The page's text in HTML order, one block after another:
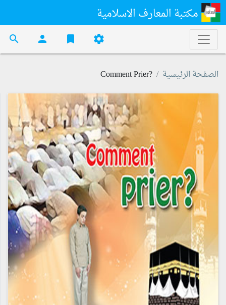
مكتبة المعارف الاسلامية
settings
bookmark
person
search
الصفحة الرئيسية ?Comment Prier